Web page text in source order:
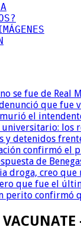
se fue de
que fue
el
universitario: los
y detenidos
confirmó
de
droga, creo
que fue el
perito confirmó